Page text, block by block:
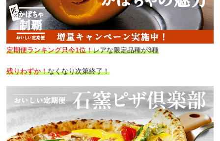
定期便ランキング只今1位！レアな限定品種が3種
残りわずか！なくなり次第終了！